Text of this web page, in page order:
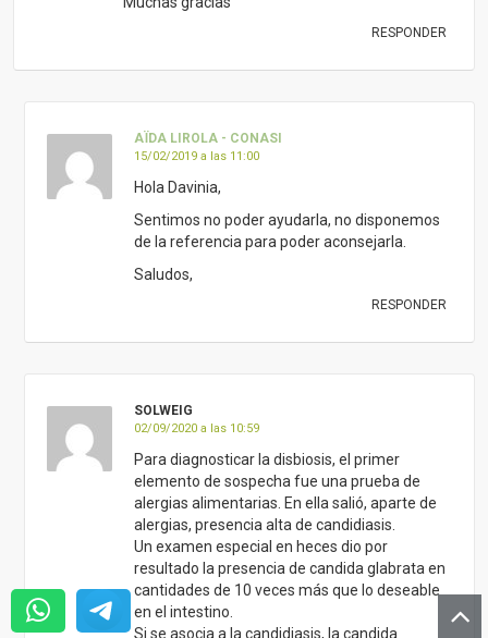
RESPONDER
AÏDA LIROLA - CONASI
15/02/2019 a las 11:00
Hola Davinia,
Sentimos no poder ayudarla, no disponemos
de la referencia para poder aconsejarla.
Saludos,
RESPONDER
SOLWEIG
02/09/2020 a las 10:59
Para diagnosticar la disbiosis, el primer
elemento de sospecha fue una prueba de
alergias alimentarias. En ella salió, aparte de
alergias, presencia alta de candidiasis.
Un examen especial en heces dio por
resultado la presencia de candida glabrata en
cantidades de 10 veces más que lo deseable
en el intestino.
Si se asocia a la candidiasis, la candida